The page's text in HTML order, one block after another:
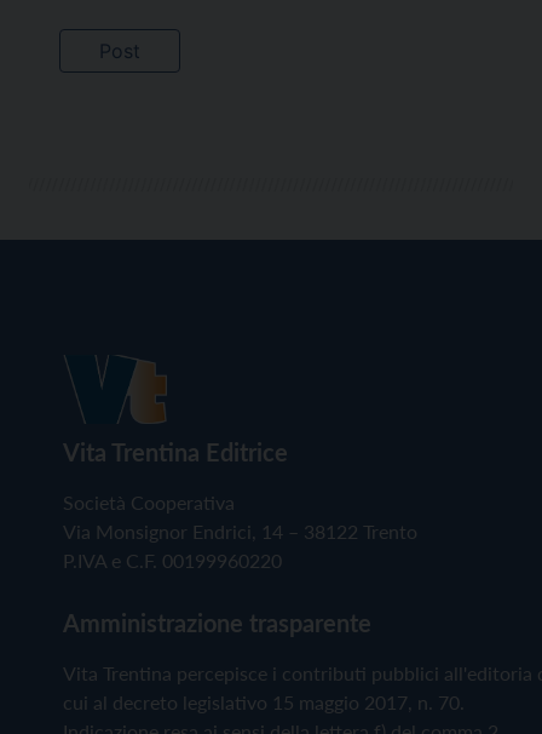
Vita Trentina Editrice
Società Cooperativa
Via Monsignor Endrici, 14 – 38122 Trento
P.IVA e C.F. 00199960220
Amministrazione trasparente
Vita Trentina percepisce i contributi pubblici all'editoria
cui al decreto legislativo 15 maggio 2017, n. 70.